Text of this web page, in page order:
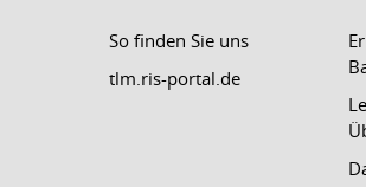
So finden Sie uns
tlm.ris-portal.de